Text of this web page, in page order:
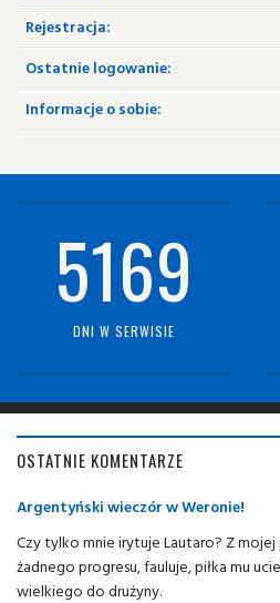
Rejestracja:
Ostatnie logowanie:
Informacje o sobie:
5169
DNI W SERWISIE
OSTATNIE KOMENTARZE
Argentyński wieczór w Weronie!
Czy tylko mnie irytuje Lautaro? Z
żadnego progresu, fauluje, piłka mu
wielkiego do drużyny.